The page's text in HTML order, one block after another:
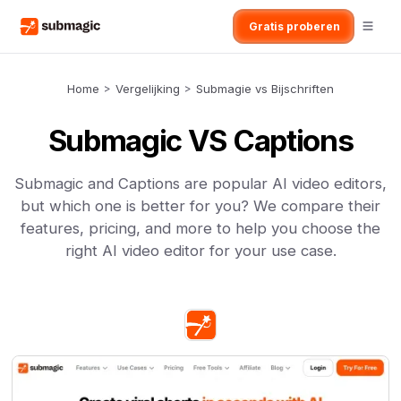
Gratis proberen
Home > Vergelijking > Submagie vs Bijschriften
Submagic VS Captions
Submagic and Captions are popular AI video editors,
but which one is better for you? We compare their
features, pricing, and more to help you choose the
right AI video editor for your use case.